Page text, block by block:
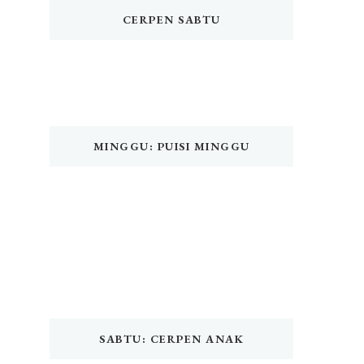
CERPEN SABTU
MINGGU: PUISI MINGGU
SABTU: CERPEN ANAK